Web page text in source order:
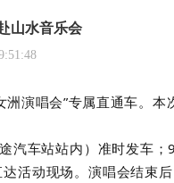
山水音乐会
演唱会”专属直通车。本
汽车站站内）准时发车；
活动现场。演唱会结束